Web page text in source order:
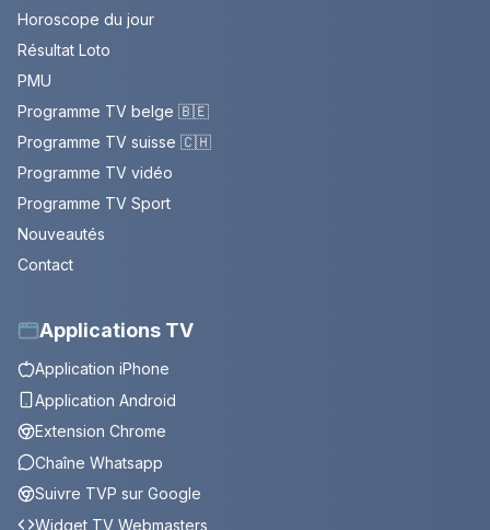
Horoscope du jour
Résultat Loto
PMU
Programme TV belge 🇧🇪
Programme TV suisse 🇨🇭
Programme TV vidéo
Programme TV Sport
Nouveautés
Contact
Applications TV
Application iPhone
Application Android
Extension Chrome
Chaîne Whatsapp
Suivre TVP sur Google
Widget TV Webmasters